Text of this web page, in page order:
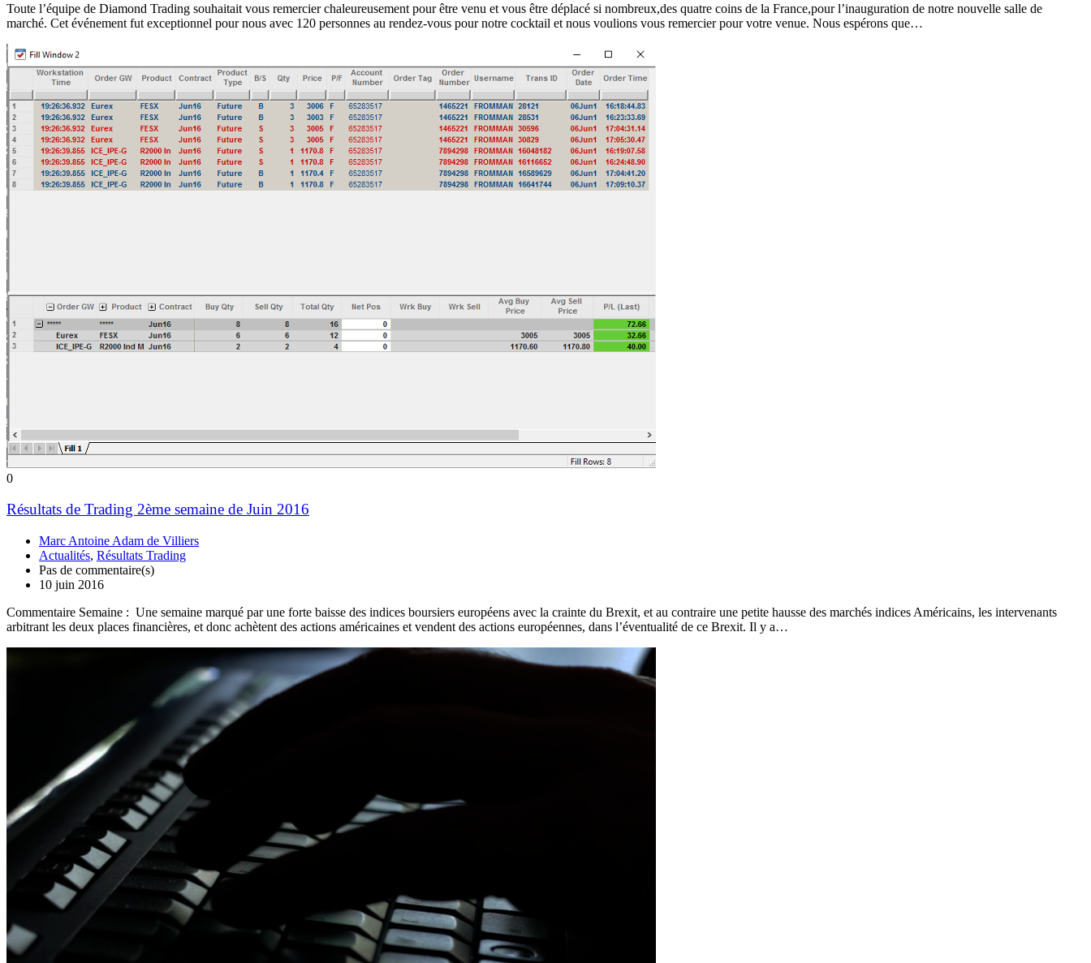
Toute l’équipe de Diamond Trading souhaitait vous remercier chaleureusement pour être venu et vous être déplacé si nombreux,des quatre coins de la France,pour l’inauguration de notre nouvelle salle de
marché. Cet événement fut exceptionnel pour nous avec 120 personnes au rendez-vous pour notre cocktail et nous voulions vous remercier pour votre venue. Nous espérons que…
0
Résultats de Trading 2ème semaine de Juin 2016
Marc Antoine Adam de Villiers
Actualités, Résultats Trading
Pas de commentaire(s)
10 juin 2016
Commentaire Semaine : Une semaine marqué par une forte baisse des indices boursiers européens avec la crainte du Brexit, et au contraire une petite hausse des marchés indices Américains, les intervenants
arbitrant les deux places financières, et donc achètent des actions américaines et vendent des actions européennes, dans l’éventualité de ce Brexit. Il y a…